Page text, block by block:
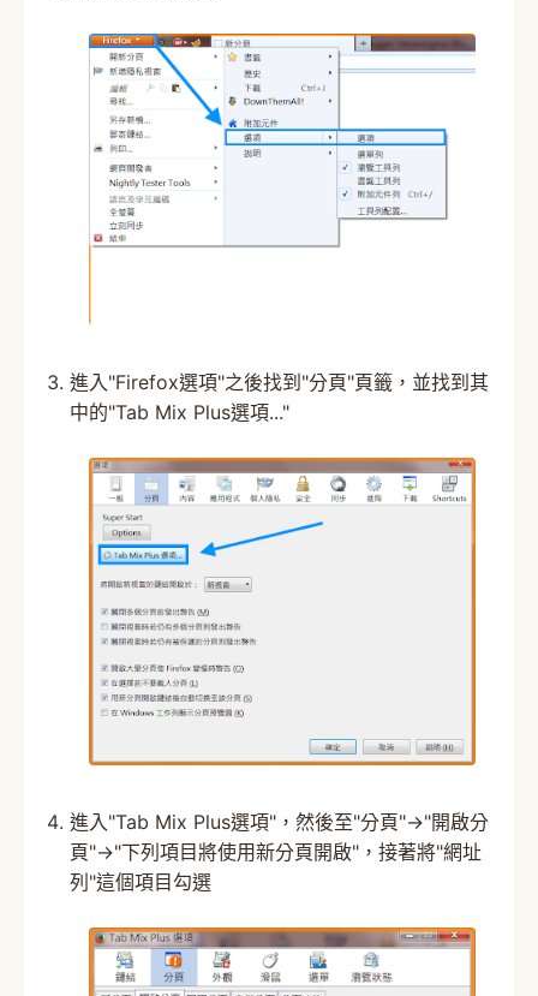
進入"Firefox選項"之後找到"分頁"頁籤，並找到其
中的"Tab Mix Plus選項..."
進入"Tab Mix Plus選項"，然後至"分頁"→"開啟分
頁"→"下列項目將使用新分頁開啟"，接著將"網址
列"這個項目勾選